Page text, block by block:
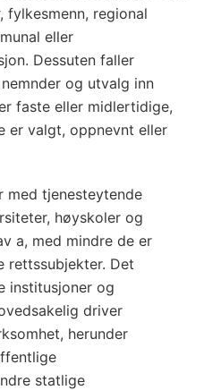
fylkesmenn, regional
eller
Dessuten faller
og utvalg inn
faste eller midlertidige,
er valgt, oppnevnt eller
med tjenesteytende
høyskoler og
a, med mindre de er
rettssubjekter. Det
institusjoner og
driver
herunder
statlige